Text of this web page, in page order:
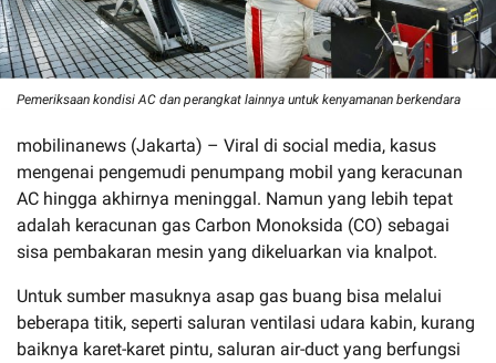
Pemeriksaan kondisi AC dan perangkat lainnya untuk kenyamanan berkendara
mobilinanews (Jakarta) – Viral di social media, kasus
mengenai pengemudi penumpang mobil yang keracunan
AC hingga akhirnya meninggal. Namun yang lebih tepat
adalah keracunan gas Carbon Monoksida (CO) sebagai
sisa pembakaran mesin yang dikeluarkan via knalpot.
Untuk sumber masuknya asap gas buang bisa melalui
beberapa titik, seperti saluran ventilasi udara kabin, kurang
baiknya karet-karet pintu, saluran air-duct yang berfungsi